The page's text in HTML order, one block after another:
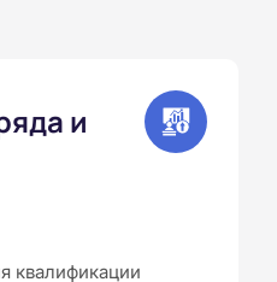
и
квалификации